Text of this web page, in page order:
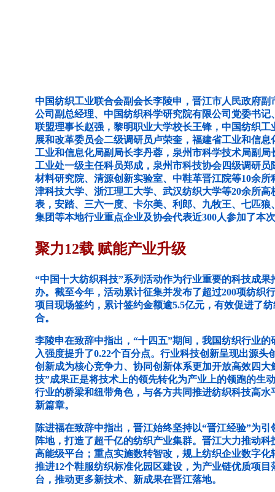
中国纺织工业联合会副会长李陵申，晋江市人民政府
公司副总经理、中国纺织科学研究院有限公司党委书
联盟理事长赵强，黎明职业大学校长王锋，中国纺织
展和改革委员会二级调研员卢荣奎，福建省工业和信
工业和信息化局副局长李丹蓉，泉州市科学技术局副
工业处一级主任科员郑成，泉州市科技协会四级调研
材料研究院、清源创新实验室、中鞋革晋江院等10余
津科技大学、浙江理工大学、武汉纺织大学等20余所
表，安踏、三六一度、卡尔美、利郎、九牧王、七匹
集团等本地行业重点企业及协会代表近300人参加了本
聚力12载 赋能产业升级
“中国十大纺织科技”系列活动作为行业重要的科技成
办。截至今年，活动累计征集并发布了超过200项纺织
项目现场签约，累计签约金额逾5.5亿元，有效促进了
合。
李陵申在致辞中指出，“十四五”期间，我国纺织行业
入强度提升了0.22个百分点。行业科技创新呈现出源
创新成为核心竞争力、协同创新体系更加开放高效四
技”成果正是将技术上的领先转化为产业上的领跑的生
行业的桥梁和纽带角色，与各方共同推进纺织科技高
新篇章。
陈进福在致辞中指出，晋江始终坚持以“晋江经验”为
阵地，打造了超千亿的纺织产业集群。晋江大力推动
高能级平台；重点实施数转智改，规上纺织企业数字
推进12个鞋服纺织标准化园区建设，为产业链优质项
台，推动更多新技术、新成果在晋江落地。